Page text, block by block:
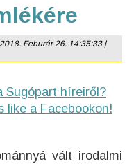
2018. Feburár 26. 14:35:33 |
Sugópart híreiről?
like a Facebookon!
vált irodalmi